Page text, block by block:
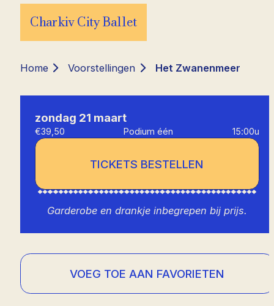
Charkiv City Ballet
Home Voorstellingen Het Zwanenmeer
zondag 21 maart
€39,50 Podium één 15:00u
TICKETS BESTELLEN
Garderobe en drankje inbegrepen bij prijs.
VOEG TOE AAN FAVORIETEN